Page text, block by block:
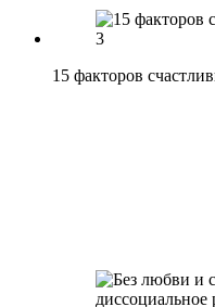
15 факторов